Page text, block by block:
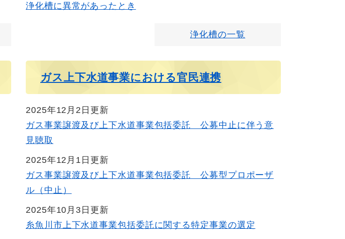
浄化槽に異常があったとき
浄化槽の一覧
ガス上下水道事業における官民連携
2025年12月2日更新
ガス事業譲渡及び上下水道事業包括委託 公募中止に伴う意
見聴取
2025年12月1日更新
ガス事業譲渡及び上下水道事業包括委託 公募型プロポーザ
ル（中止）
2025年10月3日更新
糸魚川市上下水道事業包括委託に関する特定事業の選定